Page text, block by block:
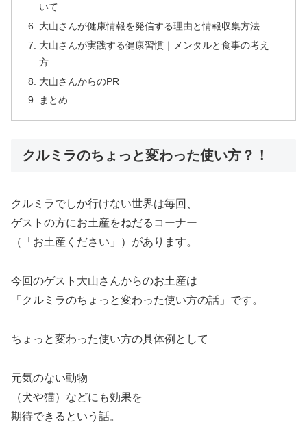
いて
大山さんが健康情報を発信する理由と情報収集方法
大山さんが実践する健康習慣｜メンタルと食事の考え
方
大山さんからのPR
まとめ
クルミラのちょっと変わった使い方？！
クルミラでしか行けない世界は毎回、
ゲストの方にお土産をねだるコーナー
（「お土産ください」）があります。
今回のゲスト大山さんからのお土産は
「クルミラのちょっと変わった使い方の話」です。
ちょっと変わった使い方の具体例として
元気のない動物
（犬や猫）などにも効果を
期待できるという話。